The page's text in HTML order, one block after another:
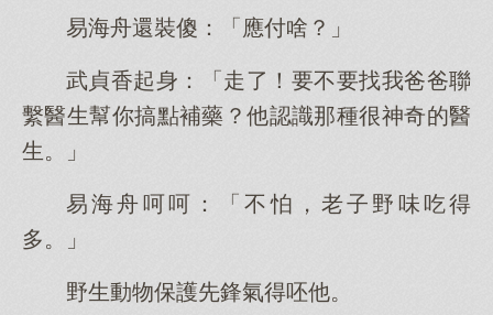
易海舟還裝傻：「應付啥？」
武貞香起身：「走了！要不要找我爸爸聯
繫醫生幫你搞點補藥？他認識那種很神奇的醫
生。」
易海舟呵呵：「不怕，老子野味吃得
多。」
野生動物保護先鋒氣得呸他。